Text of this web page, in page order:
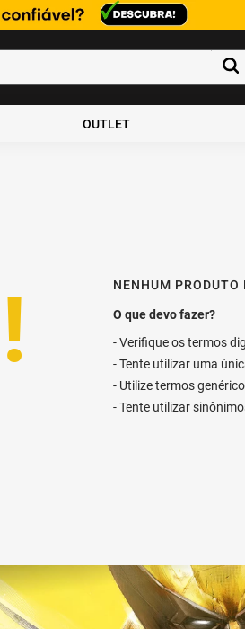
OUTLET
NENHUM PRODUTO
Verifique os termos
Tente utilizar uma
Utilize termos
Tente utilizar